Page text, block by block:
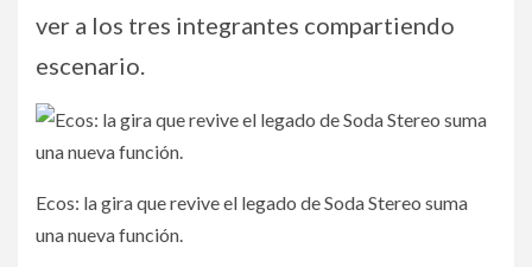
ver a los tres integrantes compartiendo
escenario.
Ecos: la gira que revive el legado de Soda Stereo suma
una nueva función.